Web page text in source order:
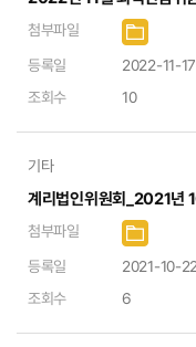
첨부파일
등록일
2022-11-17
조회수
10
기타
계리법인위원회_2021년
첨부파일
등록일
2021-10-22
조회수
6